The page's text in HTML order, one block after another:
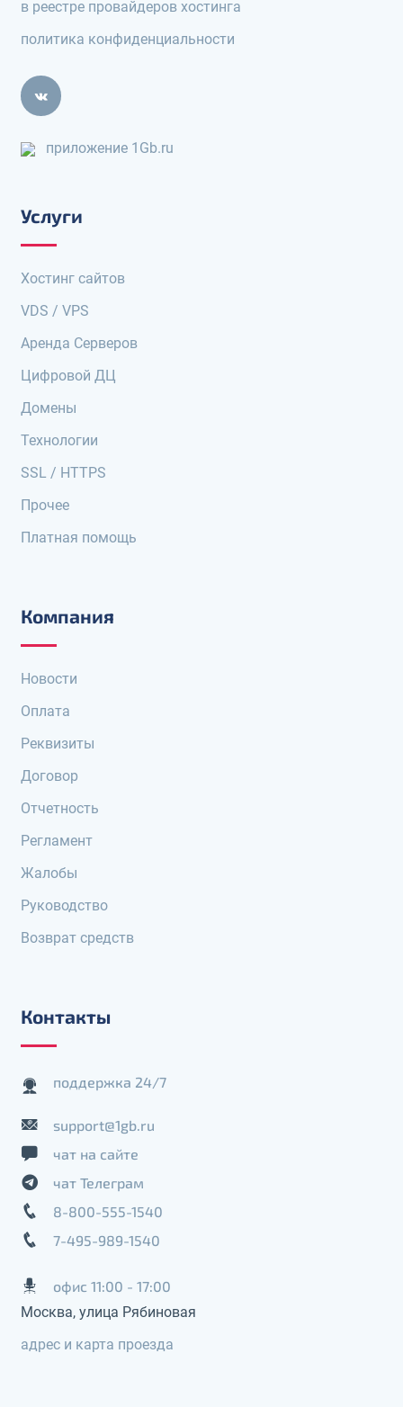
в реестре провайдеров хостинга
политика конфиденциальности
приложение 1Gb.ru
Услуги
Хостинг сайтов
VDS / VPS
Аренда Серверов
Цифровой ДЦ
Домены
Технологии
SSL / HTTPS
Прочее
Платная помощь
Компания
Новости
Оплата
Реквизиты
Договор
Отчетность
Регламент
Жалобы
Руководство
Возврат средств
Контакты
поддержка 24/7
support@1gb.ru
чат на сайте
чат Телеграм
8-800-555-1540
7-495-989-1540
офис 11:00 - 17:00
Москва, улица Рябиновая
адрес и карта проезда